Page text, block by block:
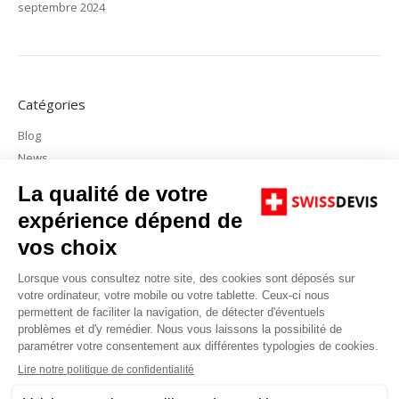
septembre 2024
Catégories
Blog
News
Méta
Connexion
Flux des publications
Flux des commentaires
Site de WordPress-FR